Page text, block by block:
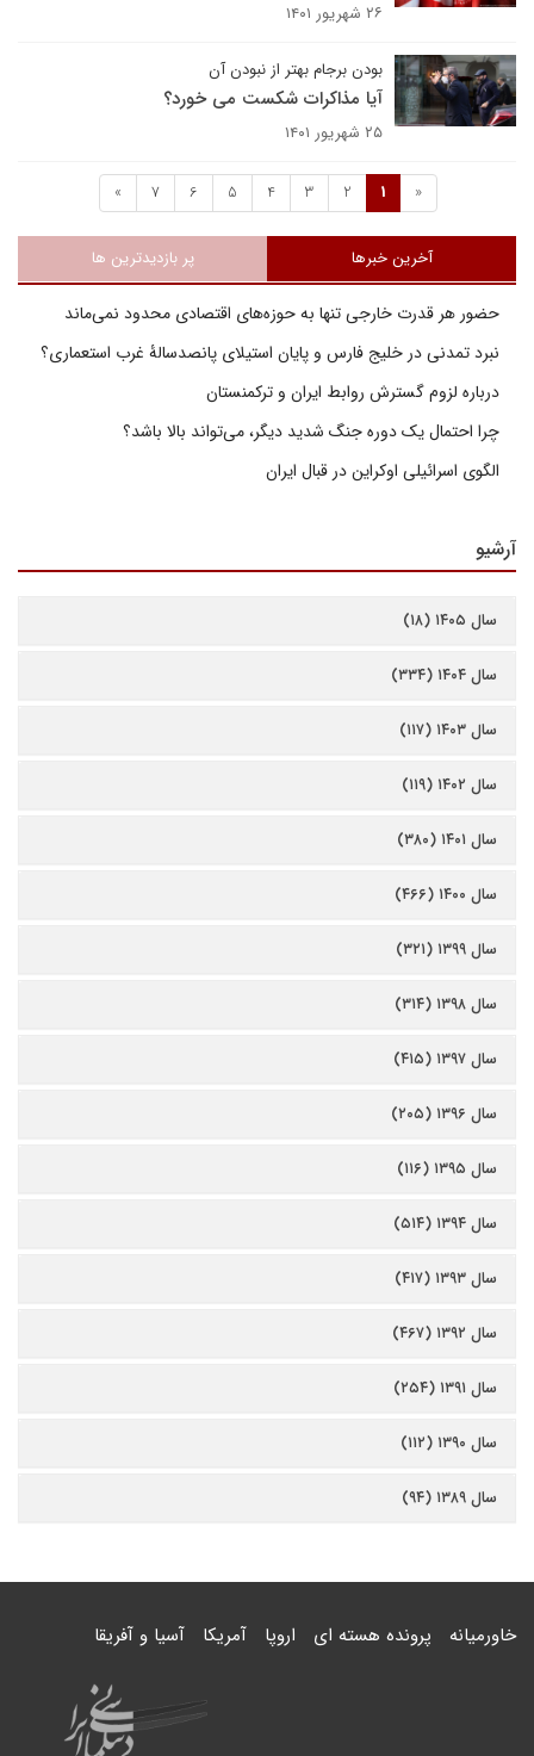
۲۶ شهریور ۱۴۰۱
بودن برجام بهتر از نبودن آن
آیا مذاکرات شکست می خورد؟
۲۵ شهریور ۱۴۰۱
«
1
2
3
4
5
6
7
»
آخرین خبرها پر بازدیدترین ها
حضور هر قدرت خارجی تنها به حوزه‌های اقتصادی محدود نمی‌ماند
نبرد تمدنی در خلیج فارس و پایان استیلای پانصدسالۀ غرب استعماری؟
درباره لزوم گسترش روابط ایران و ترکمنستان
چرا احتمال یک دوره جنگ شدید دیگر، می‌تواند بالا باشد؟
الگوی اسرائیلی اوکراین در قبال ایران
آرشیو
سال ۱۴۰۵ (۱۸)
سال ۱۴۰۴ (۳۳۴)
سال ۱۴۰۳ (۱۱۷)
سال ۱۴۰۲ (۱۱۹)
سال ۱۴۰۱ (۳۸۰)
سال ۱۴۰۰ (۴۶۶)
سال ۱۳۹۹ (۳۲۱)
سال ۱۳۹۸ (۳۱۴)
سال ۱۳۹۷ (۴۱۵)
سال ۱۳۹۶ (۲۰۵)
سال ۱۳۹۵ (۱۱۶)
سال ۱۳۹۴ (۵۱۴)
سال ۱۳۹۳ (۴۱۷)
سال ۱۳۹۲ (۴۶۷)
سال ۱۳۹۱ (۲۵۴)
سال ۱۳۹۰ (۱۱۲)
سال ۱۳۸۹ (۹۴)
خاورمیانه پرونده هسته ای اروپا آمریکا آسیا و آفریقا